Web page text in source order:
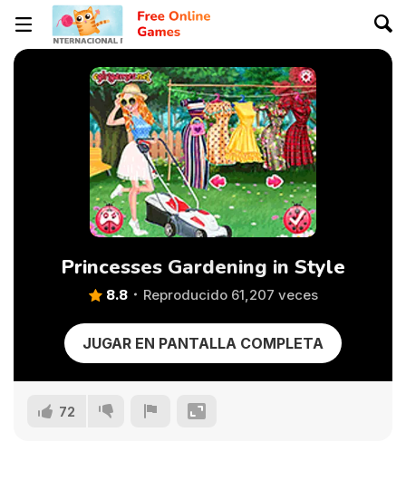
Princesses Gardening in Style
8.8 Reproducido 61,207 veces
JUGAR EN PANTALLA COMPLETA
72